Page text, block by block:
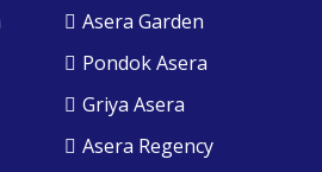
Asera Garden
Pondok Asera
Griya Asera
Asera Regency